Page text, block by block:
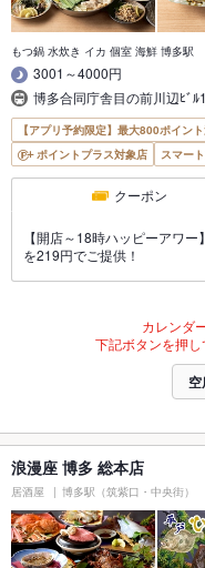
もつ鍋 水炊き イカ 個室 海鮮 博多駅
3001～4000円
博多合同庁舎目の前川辺ﾋﾞﾙ
【アプリ予約限定】最大800ポイン
ポイントプラス対象店
スマー
クーポン
【開店～18時ハッピーアワ
を219円でご提供！
カレンダ
下記ボタンを押し
浪漫座 博多 総本店
居酒屋 博多駅（筑紫口・中央街）